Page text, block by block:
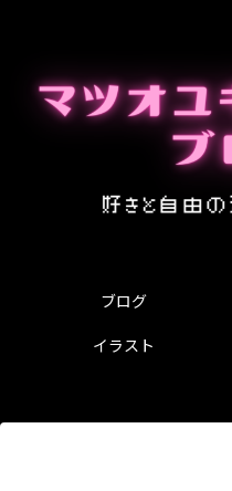
ブログ
イラスト